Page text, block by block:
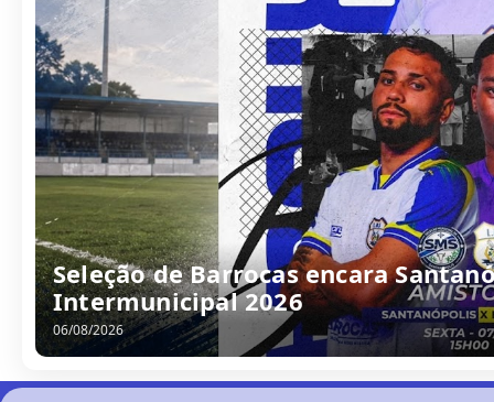
Seleção de Barrocas encara
Intermunicipal 2026
06/08/2026